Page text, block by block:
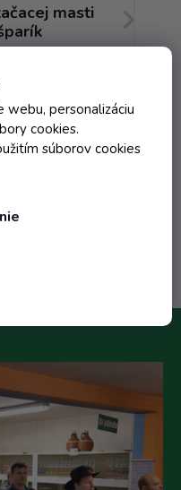
webu, personalizáciu
cookies.
súborov cookies
masti
DPH
Do košíka